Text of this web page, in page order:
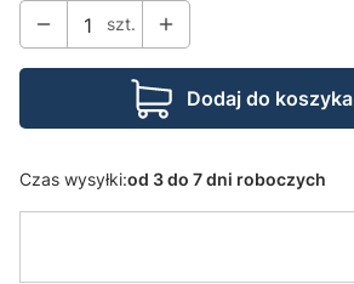
szt.
Dodaj do koszyka
Czas wysyłki:od 3 do 7 dni roboczych